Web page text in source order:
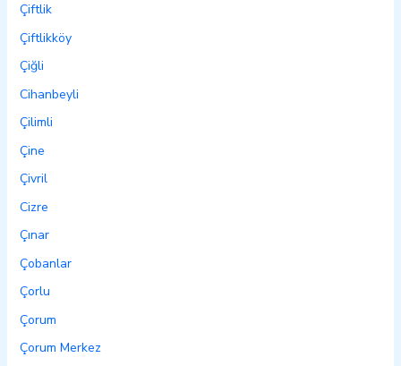
Çiftlik
Çiftlikköy
Çiğli
Cihanbeyli
Çilimli
Çine
Çivril
Cizre
Çınar
Çobanlar
Çorlu
Çorum
Çorum Merkez